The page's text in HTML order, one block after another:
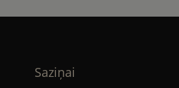
Saziņai